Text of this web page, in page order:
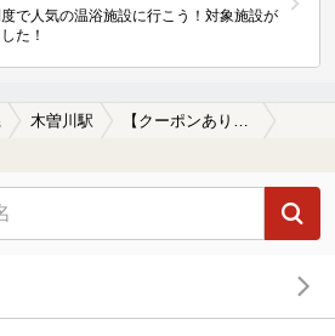
で人気の温浴施設に行こう！対象施設が
た！
木曽川駅